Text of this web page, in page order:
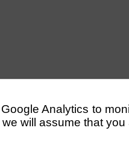
Analytics to
will assume that